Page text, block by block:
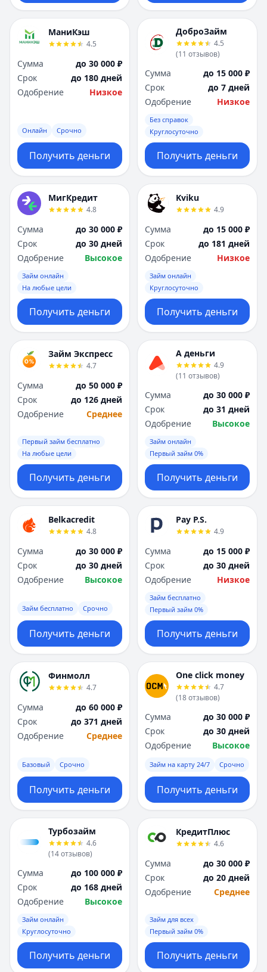
МаниКэш
4.5
Сумма
до 30 000 ₽
Срок
до 180 дней
Одобрение
Низкое
Онлайн Срочно
Получить деньги
ДоброЗайм
4.5
(11 отзывов)
Сумма
до 15 000 ₽
Срок
до 7 дней
Одобрение
Низкое
Без справок
Круглосуточно
Получить деньги
МигКредит
4.8
Сумма
до 30 000 ₽
Срок
до 30 дней
Одобрение
Высокое
Займ онлайн
На любые цели
Получить деньги
Kviku
4.9
Сумма
до 15 000 ₽
Срок
до 181 дней
Одобрение
Низкое
Займ онлайн
Круглосуточно
Получить деньги
Займ Экспресс
4.7
Сумма
до 50 000 ₽
Срок
до 126 дней
Одобрение
Среднее
Первый займ бесплатно
На любые цели
Получить деньги
А деньги
4.9
(11 отзывов)
Сумма
до 30 000 ₽
Срок
до 31 дней
Одобрение
Высокое
Займ онлайн
Первый займ 0%
Получить деньги
Belkacredit
4.8
Сумма
до 30 000 ₽
Срок
до 30 дней
Одобрение
Высокое
Займ бесплатно Срочно
Получить деньги
Pay P.S.
4.9
Сумма
до 15 000 ₽
Срок
до 30 дней
Одобрение
Низкое
Займ бесплатно
Первый займ 0%
Получить деньги
Финмолл
4.7
Сумма
до 60 000 ₽
Срок
до 371 дней
Одобрение
Среднее
Базовый Срочно
Получить деньги
One click money
4.7
(18отзывов)
Сумма
до 30 000 ₽
Срок
до 30 дней
Одобрение
Высокое
Займ на карту 24/7 Срочно
Получить деньги
Турбозайм
4.6
(14отзывов)
Сумма
до 100 000 ₽
Срок
до 168 дней
Одобрение
Высокое
Займ онлайн
Круглосуточно
Получить деньги
КредитПлюс
4.6
Сумма
до 30 000 ₽
Срок
до 20 дней
Одобрение
Среднее
Займ для всех
Первый займ 0%
Получить деньги